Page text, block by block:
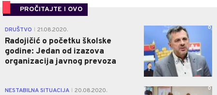
PROČITAJTE I OVO
DRUŠTVO 21.08.2020.
Radojičić o početku školske
godine: Jedan od izazova
organizacija javnog prevoza
0
NESTABILNA SITUACIJA 20.08.2020. 0